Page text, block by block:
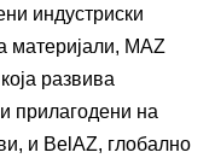
индустриски
материјали, MAZ
развива
прилагодени на
и BelAZ, глобално